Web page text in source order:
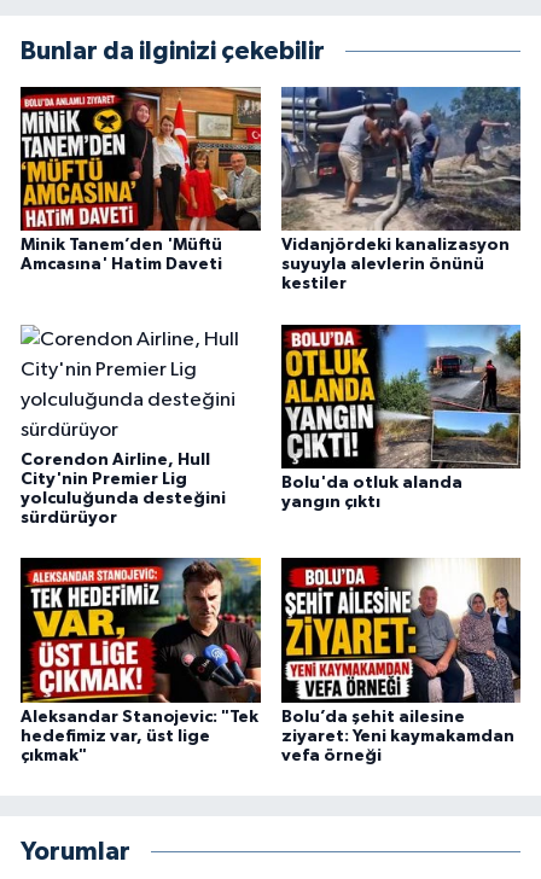
Bunlar da ilginizi çekebilir
Minik Tanem’den 'Müftü
Amcasına' Hatim Daveti
Vidanjördeki kanalizasyon
suyuyla alevlerin önünü
kestiler
Corendon Airline, Hull
City'nin Premier Lig
yolculuğunda desteğini
sürdürüyor
Bolu'da otluk alanda
yangın çıktı
Aleksandar Stanojevic: "Tek
hedefimiz var, üst lige
çıkmak"
Bolu’da şehit ailesine
ziyaret: Yeni kaymakamdan
vefa örneği
Yorumlar